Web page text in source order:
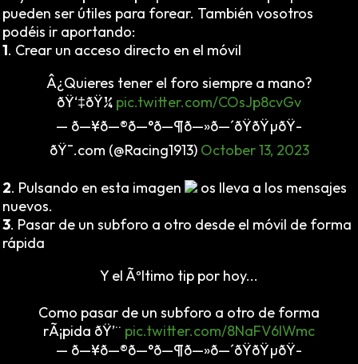
pueden ser útiles para forear. También vosotros
podéis ir aportando:
1. Crear un acceso directo en el móvil
Â¿Quieres tener el foro siempre a mano?
ðŸ‘‡ðŸ¼ pic.twitter.com/COsJp8cvGv
— ð—¥ð—®ð—°ð—¶ð—»ð—´ðŸ­ðŸµðŸ­
ðŸ¯.com (@Racing1913) October 13, 2023
2. Pulsando en esta imagen
os lleva a los mensajes
nuevos.
3. Pasar de un subforo a otro desde el móvil de forma
rápida
Y el Ãºltimo tip por hoy...
Como pasar de un subforo a otro de forma
rÃ¡pida ðŸ’¨ pic.twitter.com/8NaFV6lWmc
— ð—¥ð—®ð—°ð—¶ð—»ð—´ðŸ­ðŸµðŸ­